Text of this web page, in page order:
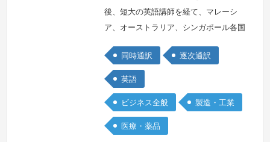
後、短大の英語講師を経て、マレーシ
ア、オーストラリア、シンガポール各国
ていただきました。以来、異文化の価値
観や背景を考慮しながら的確で良いコミ
ュニケーションができるように心がけて
おります。2020年に帰国後、Zoomを
はじめ、Interprefy、InterpreteX、
Interactio 等のRSIプラットフォームで
同時通訳 逐次通訳
英語
ビジネス全般 製造・工業
医療・薬品